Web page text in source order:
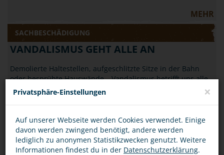
MEHR
SACHBESCHÄDIGUNG
VANDALISMUS GEHT ALLE AN
Demolierte Haltestellen, aufgeschlitzte Sitze in der Bahn
oder besprühte Hauswände – Vandalismus betrifft uns alle.
Erfahre, was Du dagegen tun…
SACHBESCHÄDIGUNG
SACHBESCHÄDIGUNG IST KEIN SCHERZ
Privatsphäre-Einstellungen ×
Auf unserer Webseite werden Cookies verwendet. Einige
davon werden zwingend benötigt, andere werden
lediglich zu anonymen Statistikzwecken genutzt. Weitere
Informationen findest du in der Datenschutzerklärung.